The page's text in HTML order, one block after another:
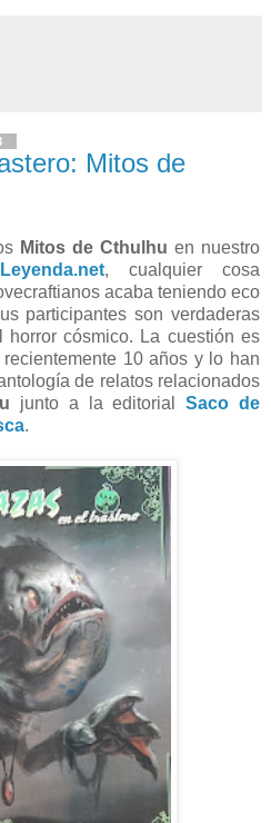
Mitos de
Mitos de Cthulhu en nuestro
Leyenda.net, cualquier cosa
acaba teniendo eco
participantes son verdaderas
horror cósmico. La cuestión es
10 años y lo han
de relatos relacionados
junto a la editorialSaco de
.